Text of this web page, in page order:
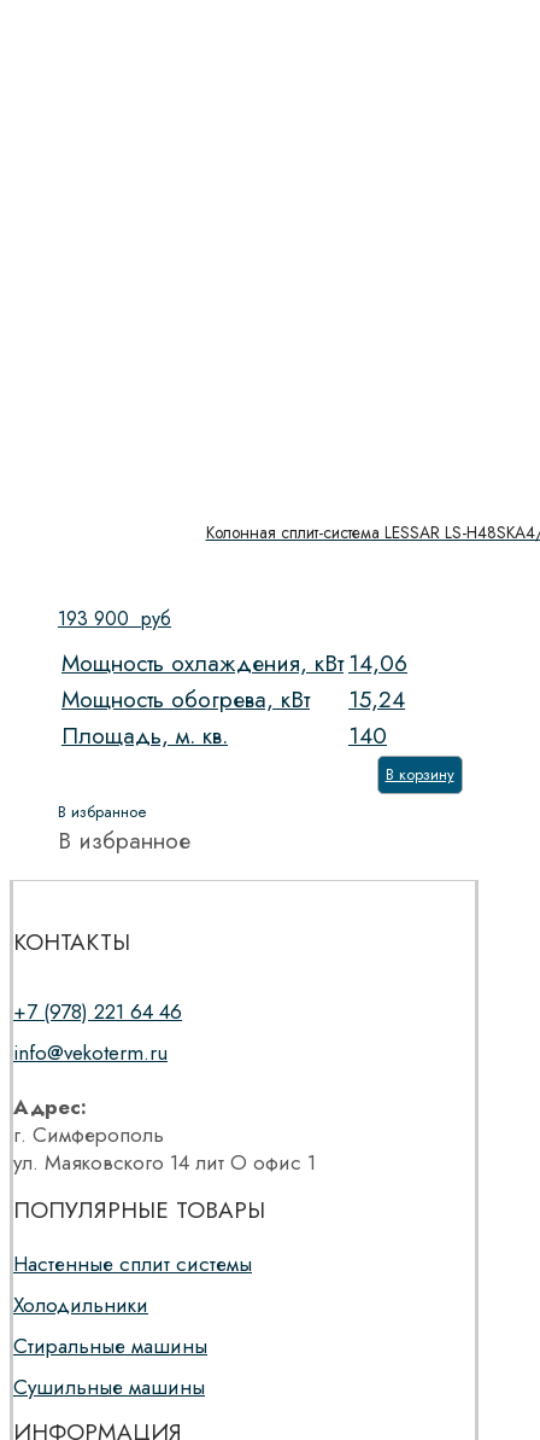
Колонная сплит-система LESSAR LS-
193 900 руб
Мощность охлаждения, кВт 14,06
Мощность обогрева, кВт
15,24
Площадь, м. кв.
140
В корзину
В избранное
В избранное
КОНТАКТЫ
+7 (978) 221 64 46
info@vekoterm.ru
Адрес:
г. Симферополь
ул. Маяковского 14 лит О офис 1
ПОПУЛЯРНЫЕ ТОВАРЫ
Настенные сплит системы
Холодильники
Стиральные машины
Сушильные машины
ИНФОРМАЦИЯ